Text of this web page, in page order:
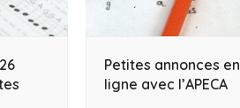
Petites annonces en
ligne avec l’APECA